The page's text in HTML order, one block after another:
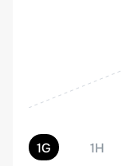
1G 1H